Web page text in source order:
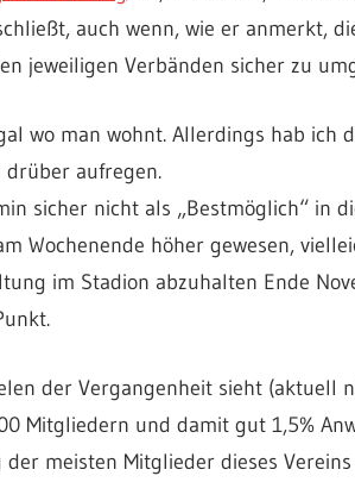
auch wenn, wie er anmerkt,
jeweiligen Verbänden sicher zu
wo man wohnt. Allerdings hab ich
aufregen.
sicher nicht als „Bestmöglich“ in
Wochenende höher gewesen,
im Stadion abzuhalten Ende
der Vergangenheit sieht (aktuell
Mitgliedern und damit gut 1,5%
meisten Mitglieder dieses